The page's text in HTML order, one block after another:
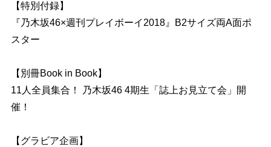
【特別付録】
『乃木坂46×週刊プレイボーイ2018』B2サイズ両A面ポ
スター
【別冊Book in Book】
11人全員集合！ 乃木坂46 4期生「誌上お見立て会」開
催！
【グラビア企画】